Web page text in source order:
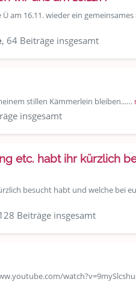
am 16.11. wieder ein
, 64 Beiträge insgesamt
stillen Kämmerlein bleiben...…
insgesamt
etc. habt ihr kürzlich
besucht habt und welche bei
Beiträge insgesamt